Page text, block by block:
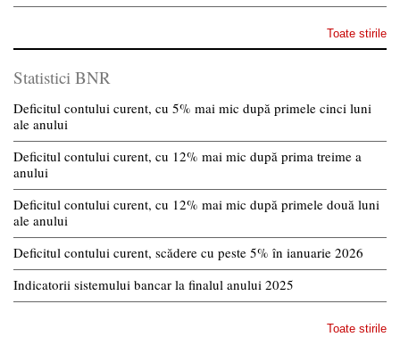
Toate stirile
Statistici BNR
Deficitul contului curent, cu 5% mai mic după primele cinci luni
ale anului
Deficitul contului curent, cu 12% mai mic după prima treime a
anului
Deficitul contului curent, cu 12% mai mic după primele două luni
ale anului
Deficitul contului curent, scădere cu peste 5% în ianuarie 2026
Indicatorii sistemului bancar la finalul anului 2025
Toate stirile